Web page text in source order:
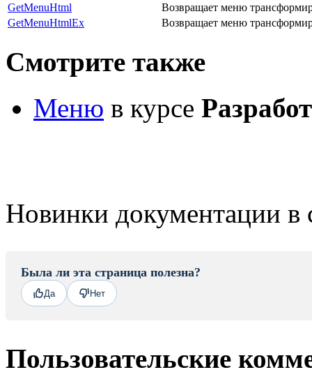
GetMenuHtml
Возвращает меню
GetMenuHtmlEx
Возвращает меню
Смотрите также
Меню в курсе
Новинки документации в
Была ли эта страница полезна?
Да Нет
Пользовательские